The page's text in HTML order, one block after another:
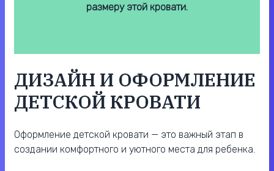
размеру этой кровати.
ДИЗАЙН И ОФОРМЛЕНИЕ
ДЕТСКОЙ КРОВАТИ
Оформление детской кровати — это важный этап в
создании комфортного и уютного места для ребенка.